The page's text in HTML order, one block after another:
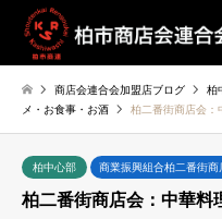
商店会連合会加盟店ブログ 柏
メ・お食事・お酒
柏二番街商店会：
柏中心部 商業振興組合柏二番街商
柏二番街商店会：中華料